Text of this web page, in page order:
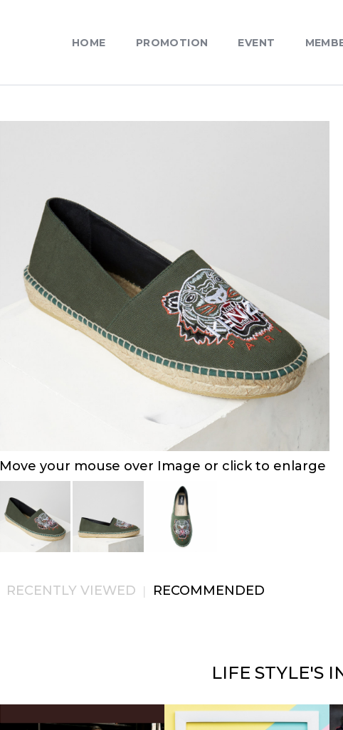
HOME PROMOTION EVENT
Move your mouse over Image or click to enlarge
RECENTLY VIEWED | RECOMMENDED
LIFE STYLE'S